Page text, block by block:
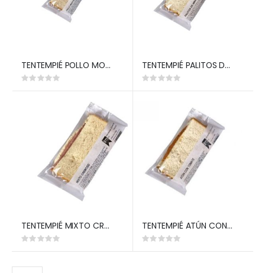
TENTEMPIÉ POLLO MOSTAZA (LM)
Rating:
TENTEMPIÉ PALITOS DE MAR (LM)
Rating:
TENTEMPIÉ MIXTO CREMOSO (LM)
Rating:
0%
TENTEMPIÉ ATÚN CON TOMATE (LM)
Rating:
0%